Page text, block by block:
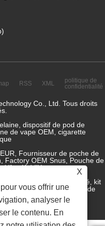
X
vous offrir une
analyser le
le contenu. En
RSS XML
politique de
confidentialité
Co., Ltd. Tous droits
dispositif de pod de
de vape OEM, cigarette
Fournisseur de poche de
Factory OEM Snus, Pouche de
préfabillé,
dispositif de pod fermé, kit
Fabricant de liquide de
SNUS.